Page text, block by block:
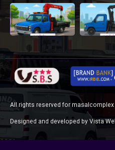
All rights reserved for
Designed and developed by Vista